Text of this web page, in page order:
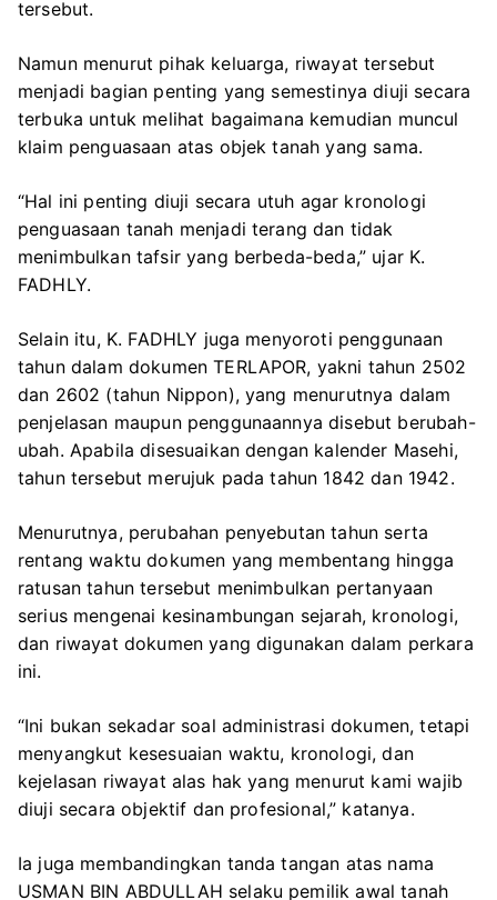
tersebut.
Namun menurut pihak keluarga, riwayat tersebut
menjadi bagian penting yang semestinya diuji secara
terbuka untuk melihat bagaimana kemudian muncul
klaim penguasaan atas objek tanah yang sama.
“Hal ini penting diuji secara utuh agar kronologi
penguasaan tanah menjadi terang dan tidak
menimbulkan tafsir yang berbeda-beda,” ujar K.
FADHLY.
Selain itu, K. FADHLY juga menyoroti penggunaan
tahun dalam dokumen TERLAPOR, yakni tahun 2502
dan 2602 (tahun Nippon), yang menurutnya dalam
penjelasan maupun penggunaannya disebut berubah-
ubah. Apabila disesuaikan dengan kalender Masehi,
tahun tersebut merujuk pada tahun 1842 dan 1942.
Menurutnya, perubahan penyebutan tahun serta
rentang waktu dokumen yang membentang hingga
ratusan tahun tersebut menimbulkan pertanyaan
serius mengenai kesinambungan sejarah, kronologi,
dan riwayat dokumen yang digunakan dalam perkara
ini.
“Ini bukan sekadar soal administrasi dokumen, tetapi
menyangkut kesesuaian waktu, kronologi, dan
kejelasan riwayat alas hak yang menurut kami wajib
diuji secara objektif dan profesional,” katanya.
Ia juga membandingkan tanda tangan atas nama
USMAN BIN ABDULLAH selaku pemilik awal tanah